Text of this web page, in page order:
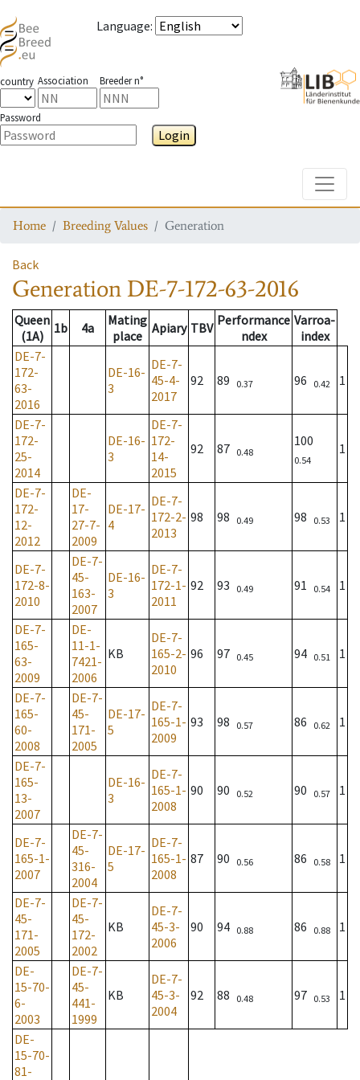
Language:
country Association Breeder n°
Password
Login
Home Breeding Values Generation
Back
Generation DE-7-172-63-2016
Queen
(1A)
1b 4a
Mating
place Apiary TBV Performance
ndex
Varroa-
index
DE-7-
172-
63-
2016
DE-16-
3
DE-7-
45-4-
2017
92 89 0.37 96 0.42 1
DE-7-
172-
25-
2014
DE-16-
3
DE-7-
172-
14-
2015
92 87 0.48
100
0.54
1
DE-7-
172-
12-
2012
DE-
17-
27-7-
2009
DE-17-
4
DE-7-
172-2-
2013
98 98 0.49 98 0.53 1
DE-7-
172-8-
2010
DE-7-
45-
163-
2007
DE-16-
3
DE-7-
172-1-
2011
92 93 0.49 91 0.54 1
DE-7-
165-
63-
2009
DE-
11-1-
7421-
2006
KB
DE-7-
165-2-
2010
96 97 0.45 94 0.51 1
DE-7-
165-
60-
2008
DE-7-
45-
171-
2005
DE-17-
5
DE-7-
165-1-
2009
93 98 0.57 86 0.62 1
DE-7-
165-
13-
2007
DE-16-
3
DE-7-
165-1-
2008
90 90 0.52 90 0.57 1
DE-7-
165-1-
2007
DE-7-
45-
316-
2004
DE-17-
5
DE-7-
165-1-
2008
87 90 0.56 86 0.58 1
DE-7-
45-
171-
2005
DE-7-
45-
172-
2002
KB
DE-7-
45-3-
2006
90 94 0.88 86 0.88 1
DE-
15-70-
6-
2003
DE-7-
45-
441-
1999
KB
DE-7-
45-3-
2004
92 88 0.48 97 0.53 1
DE-
15-70-
81-